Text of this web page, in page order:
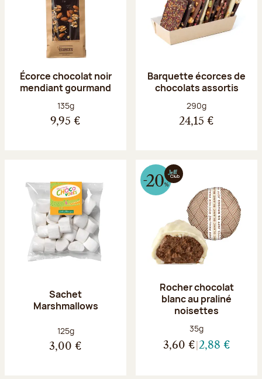
Écorce chocolat noir
mendiant gourmand
Poids net :
135g
9,95 €
Barquette écorces de
chocolats assortis
Poids net :
290g
24,15 €
Sachet
Marshmallows
Poids net :
125g
3,00 €
Rocher chocolat
blanc au praliné
noisettes
Poids net :
35g
3,60 € 2,88 €